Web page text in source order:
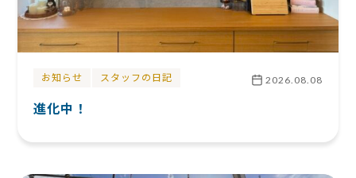
お知らせ スタッフの日記 2026.08.08
進化中！